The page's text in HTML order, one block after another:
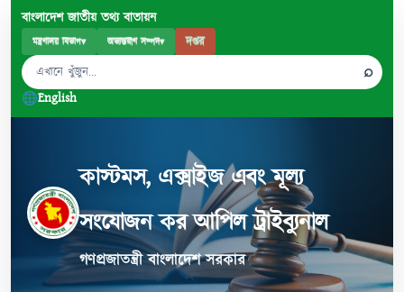
বাংলাদেশ জাতীয় তথ্য বাতায়ন
মন্ত্রণালয় বিভাগ▾ অভ্যন্তরীণ সম্পদ▾ দপ্তর
⌕
English
কাস্টমস, এক্সাইজ এবং মূল্য
সংযোজন কর আপিল ট্রাইব্যুনাল
গণপ্রজাতন্ত্রী বাংলাদেশ সরকার